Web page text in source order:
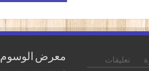
تعليقات معرض الوسوم